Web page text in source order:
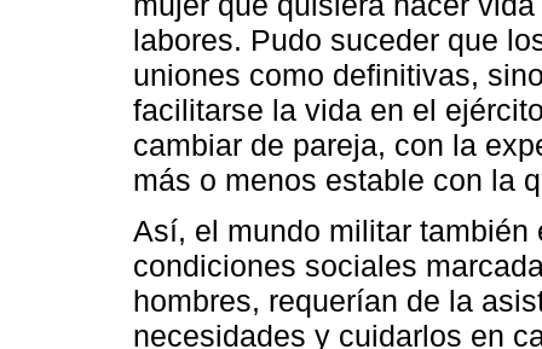
labores. Pudo suceder que
uniones como definitivas,
facilitarse la vida en el
cambiar de pareja, con la
más o menos estable con la
Así, el mundo militar
condiciones sociales
hombres, requerían de la
necesidades y cuidarlos en